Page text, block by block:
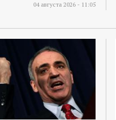
04 августа 2026 - 11:05